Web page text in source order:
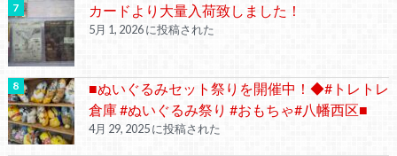
カードより大量入荷致しました！
5月 1, 2026 に投稿された
■ぬいぐるみセット祭りを開催中！◆#トレトレ
倉庫 #ぬいぐるみ祭り #おもちゃ#八幡西区■
4月 29, 2025 に投稿された